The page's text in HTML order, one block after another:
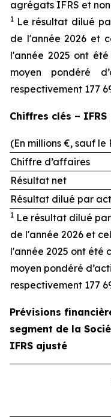
agrégats IFRS et
1 Le résultat dilué
de l'année 2026 et
l'année 2025 ont été
moyen pondéré
respectivement 177
Chiffres clés – IFRS
(En millions €, sauf le
Chiffre d’affaires
Résultat net
Résultat dilué par
1 Le résultat dilué
de l'année 2026 et
l'année 2025 ont été
moyen pondéré
respectivement 177
Prévisions
segment de la
IFRS ajusté